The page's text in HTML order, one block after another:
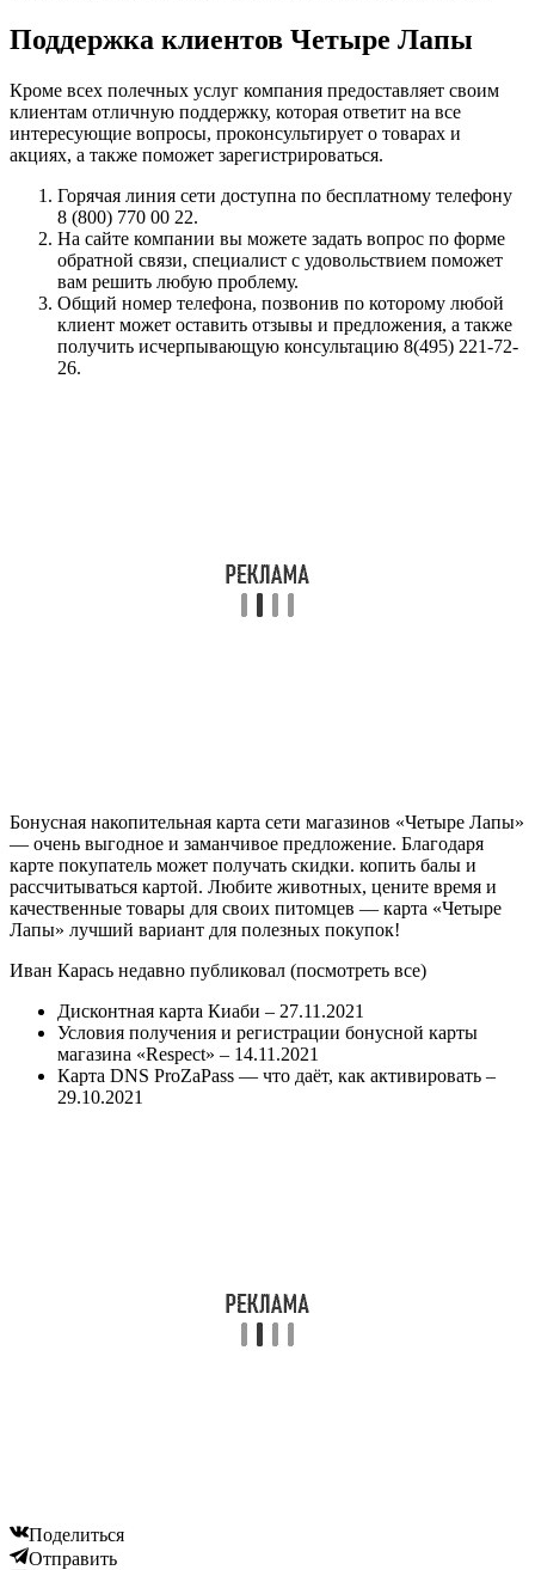
Поддержка клиентов Четыре Лапы
Кроме всех полечных услуг компания предоставляет своим
клиентам отличную поддержку, которая ответит на все
интересующие вопросы, проконсультирует о товарах и
акциях, а также поможет зарегистрироваться.
Горячая линия сети доступна по бесплатному телефону
8 (800) 770 00 22.
На сайте компании вы можете задать вопрос по форме
обратной связи, специалист с удовольствием поможет
вам решить любую проблему.
Общий номер телефона, позвонив по которому любой
клиент может оставить отзывы и предложения, а также
получить исчерпывающую консультацию 8(495) 221-72-
26.
Бонусная накопительная карта сети магазинов «Четыре Лапы»
— очень выгодное и заманчивое предложение. Благодаря
карте покупатель может получать скидки. копить балы и
рассчитываться картой. Любите животных, цените время и
качественные товары для своих питомцев — карта «Четыре
Лапы» лучший вариант для полезных покупок!
Иван Карась недавно публиковал (посмотреть все)
Дисконтная карта Киаби – 27.11.2021
Условия получения и регистрации бонусной карты
магазина «Respect» – 14.11.2021
Карта DNS ProZaPass — что даёт, как активировать –
29.10.2021
Поделиться
Отправить